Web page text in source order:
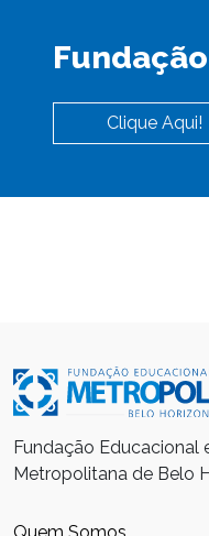
Clique Aqui!
Fundação Educacional
Metropolitana de Belo